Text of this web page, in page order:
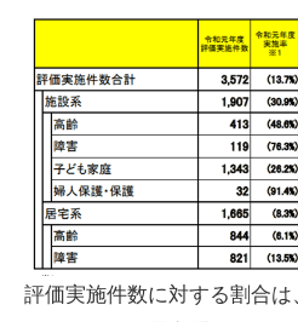
評価実施件数に対する割合